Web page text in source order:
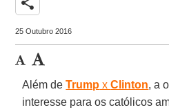
25 Outubro 2016
Além deTrump xClinton, a
interesse para os católicos